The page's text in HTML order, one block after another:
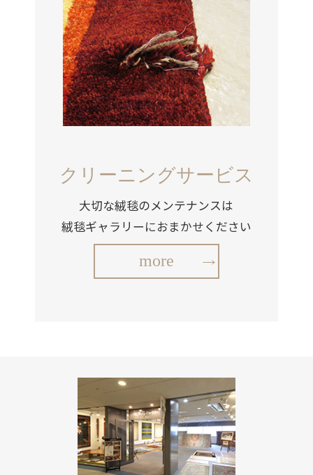
クリーニングサービス
大切な絨毯のメンテナンスは
絨毯ギャラリーにおまかせください
more